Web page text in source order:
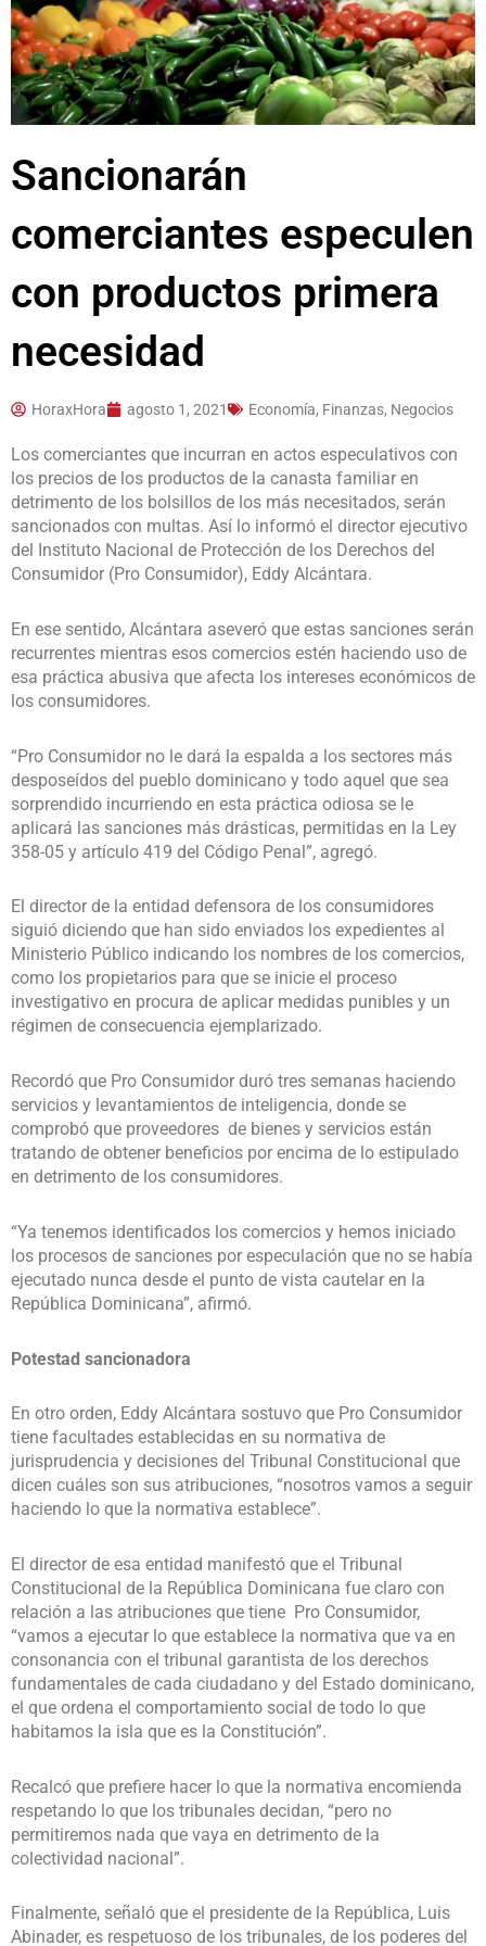
Sancionarán
comerciantes especulen
con productos primera
necesidad
HoraxHora agosto 1, 2021 Economía, Finanzas, Negocios
Los comerciantes que incurran en actos especulativos con
los precios de los productos de la canasta familiar en
detrimento de los bolsillos de los más necesitados, serán
sancionados con multas. Así lo informó el director ejecutivo
del Instituto Nacional de Protección de los Derechos del
Consumidor (Pro Consumidor), Eddy Alcántara.
En ese sentido, Alcántara aseveró que estas sanciones serán
recurrentes mientras esos comercios estén haciendo uso de
esa práctica abusiva que afecta los intereses económicos de
los consumidores.
“Pro Consumidor no le dará la espalda a los sectores más
desposeídos del pueblo dominicano y todo aquel que sea
sorprendido incurriendo en esta práctica odiosa se le
aplicará las sanciones más drásticas, permitidas en la Ley
358-05 y artículo 419 del Código Penal”, agregó.
El director de la entidad defensora de los consumidores
siguió diciendo que han sido enviados los expedientes al
Ministerio Público indicando los nombres de los comercios,
como los propietarios para que se inicie el proceso
investigativo en procura de aplicar medidas punibles y un
régimen de consecuencia ejemplarizado.
Recordó que Pro Consumidor duró tres semanas haciendo
servicios y levantamientos de inteligencia, donde se
comprobó que proveedores de bienes y servicios están
tratando de obtener beneficios por encima de lo estipulado
en detrimento de los consumidores.
“Ya tenemos identificados los comercios y hemos iniciado
los procesos de sanciones por especulación que no se había
ejecutado nunca desde el punto de vista cautelar en la
República Dominicana”, afirmó.
Potestad sancionadora
En otro orden, Eddy Alcántara sostuvo que Pro Consumidor
tiene facultades establecidas en su normativa de
jurisprudencia y decisiones del Tribunal Constitucional que
dicen cuáles son sus atribuciones, “nosotros vamos a seguir
haciendo lo que la normativa establece”.
El director de esa entidad manifestó que el Tribunal
Constitucional de la República Dominicana fue claro con
relación a las atribuciones que tiene Pro Consumidor,
“vamos a ejecutar lo que establece la normativa que va en
consonancia con el tribunal garantista de los derechos
fundamentales de cada ciudadano y del Estado dominicano,
el que ordena el comportamiento social de todo lo que
habitamos la isla que es la Constitución”.
Recalcó que prefiere hacer lo que la normativa encomienda
respetando lo que los tribunales decidan, “pero no
permitiremos nada que vaya en detrimento de la
colectividad nacional”.
Finalmente, señaló que el presidente de la República, Luis
Abinader, es respetuoso de los tribunales, de los poderes del